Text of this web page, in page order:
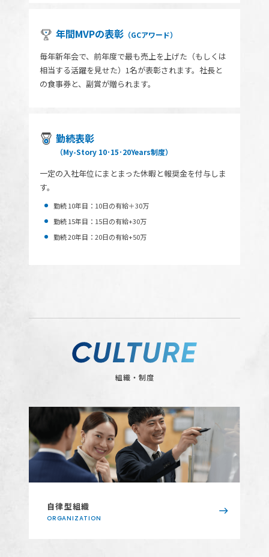
年間MVPの表彰（GCアワード）
毎年新年会で、前年度で最も売上を上げた（もしくは
相当する活躍を見せた）1名が表彰されます。社長と
の食事券と、副賞が贈られます。
勤続表彰
（My-Story 10･15･20Years制度）
一定の入社年位にまとまった休暇と報奨金を付与しま
す。
勤続 10年目：10日の有給＋30万
勤続 15年目：15日の有給+30万
勤続 20年目：20日の有給+50万
組織・制度
自律型組織
ORGANIZATION